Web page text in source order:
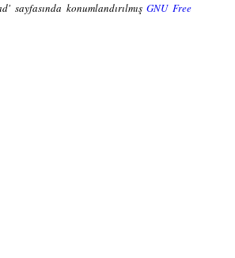
sayfasında konumlandırılmışGNU Free